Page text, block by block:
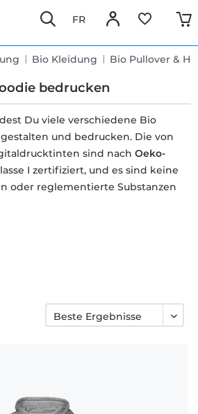
FR
Bio Kleidung Bio Pullover &
bedrucken
Du viele verschiedene Bio
und bedrucken. Die von
sind nach Oeko-
I zertifiziert, und es sind keine
oder reglementierte Substanzen